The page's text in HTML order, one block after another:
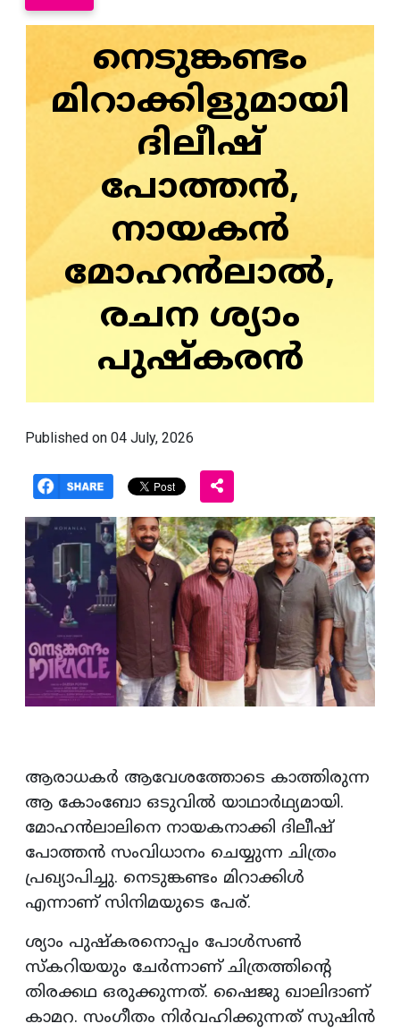
നെടുങ്കണ്ടം
മിറാക്കിളുമായി
ദിലീഷ്
പോത്തന്‍,
നായകന്‍
മോഹന്‍ലാല്‍,
രചന ശ്യാം
പുഷ്‌കരന്‍
Published on 04 July, 2026
ആരാധകര്‍ ആവേശത്തോടെ കാത്തിരുന്ന
ആ കോംബോ ഒടുവില്‍ യാഥാര്‍ഥ്യമായി.
മോഹന്‍ലാലിനെ നായകനാക്കി ദിലീഷ്
പോത്തന്‍ സംവിധാനം ചെയ്യുന്ന ചിത്രം
പ്രഖ്യാപിച്ചു. നെടുങ്കണ്ടം മിറാക്കിള്‍
എന്നാണ് സിനിമയുടെ പേര്.
ശ്യാം പുഷ്‌കരനൊപ്പം പോള്‍സണ്‍
സ്‌കറിയയും ചേര്‍ന്നാണ് ചിത്രത്തിന്റെ
തിരക്കഥ ഒരുക്കുന്നത്. ഷൈജു ഖാലിദാണ്
കാമറ. സംഗീതം നിര്‍വഹിക്കുന്നത് സുഷിന്‍